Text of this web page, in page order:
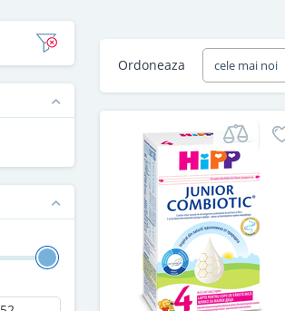
Ordoneaza cele mai noi